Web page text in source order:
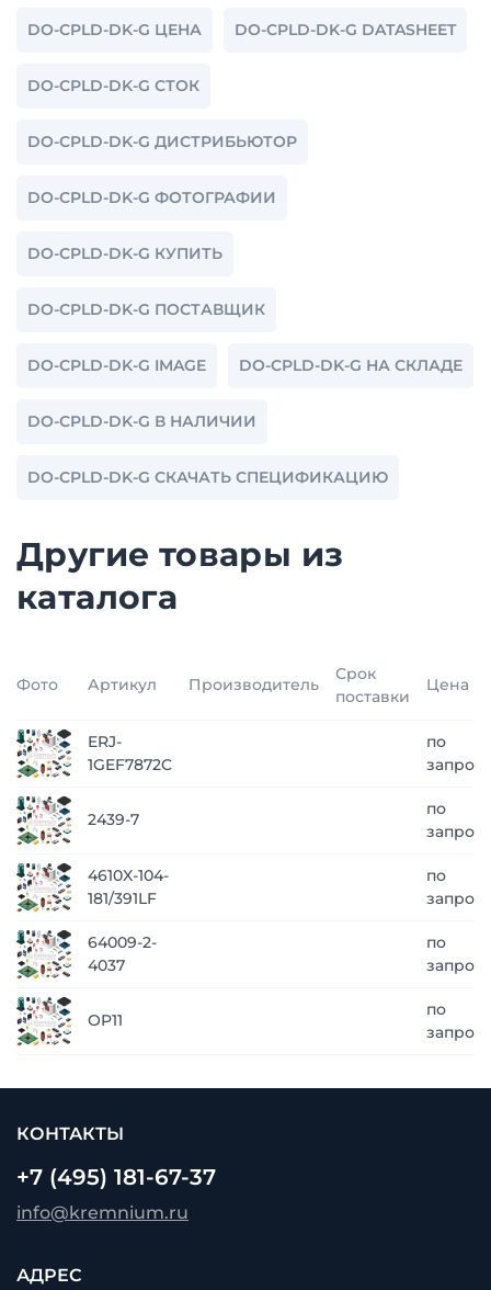
DO-CPLD-DK-G ЦЕНА DO-CPLD-DK-G DATASHEET
DO-CPLD-DK-G СТОК
DO-CPLD-DK-G ДИСТРИБЬЮТОР
DO-CPLD-DK-G ФОТОГРАФИИ
DO-CPLD-DK-G КУПИТЬ
DO-CPLD-DK-G ПОСТАВЩИК
DO-CPLD-DK-G IMAGE DO-CPLD-DK-G НА СКЛАДЕ
DO-CPLD-DK-G В НАЛИЧИИ
DO-CPLD-DK-G СКАЧАТЬ СПЕЦИФИКАЦИЮ
Другие товары из
каталога
Фото Артикул Производитель
Срок
поставки
Цена
ERJ-
1GEF7872C
по
запросу
2439-7
по
запросу
4610X-104-
181/391LF
по
запросу
64009-2-
4037
по
запросу
OP11
по
запросу
КОНТАКТЫ
+7 (495) 181-67-37
info@kremnium.ru
АДРЕС